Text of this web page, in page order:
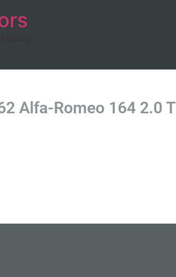
Alfa-Romeo 164 2.0 T